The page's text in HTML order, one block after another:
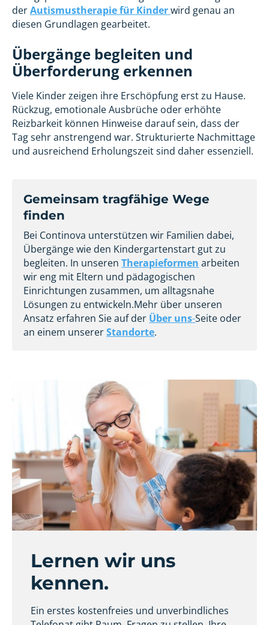
derAutismustherapie für Kinderwird genau an
diesen Grundlagen gearbeitet.
Übergänge begleiten und
Überforderung erkennen
Viele Kinder zeigen ihre Erschöpfung erst zu Hause.
Rückzug, emotionale Ausbrüche oder erhöhte
Reizbarkeit können Hinweise darauf sein, dass der
Tag sehr anstrengend war. Strukturierte Nachmittage
und ausreichend Erholungszeit sind daher essenziell.
Gemeinsam tragfähige Wege
finden
Bei Continova unterstützen wir Familien dabei,
Übergänge wie den Kindergartenstart gut zu
begleiten. In unserenTherapieformen arbeiten
wir eng mit Eltern und pädagogischen
Einrichtungen zusammen, um alltagsnahe
Lösungen zu entwickeln.Mehr über unseren
Ansatz erfahren Sie auf der Über uns-Seite oder
an einem unsererStandorte.
Lernen wir uns
kennen.
Ein erstes kostenfreies und unverbindliches